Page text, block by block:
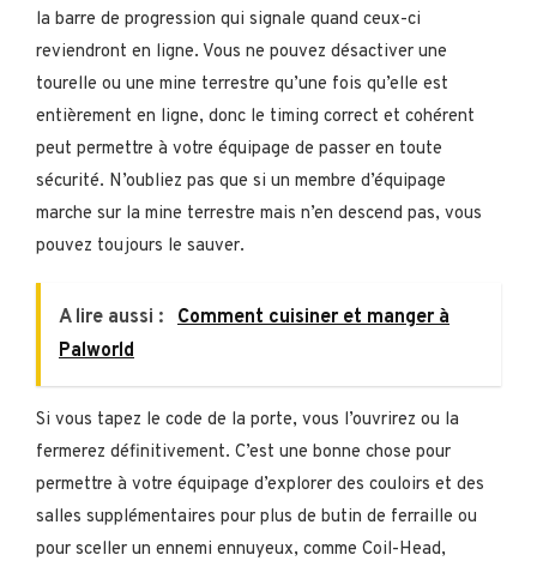
la barre de progression qui signale quand ceux-ci
reviendront en ligne. Vous ne pouvez désactiver une
tourelle ou une mine terrestre qu’une fois qu’elle est
entièrement en ligne, donc le timing correct et cohérent
peut permettre à votre équipage de passer en toute
sécurité. N’oubliez pas que si un membre d’équipage
marche sur la mine terrestre mais n’en descend pas, vous
pouvez toujours le sauver.
A lire aussi :
Comment cuisiner et manger à
Palworld
Si vous tapez le code de la porte, vous l’ouvrirez ou la
fermerez définitivement. C’est une bonne chose pour
permettre à votre équipage d’explorer des couloirs et des
salles supplémentaires pour plus de butin de ferraille ou
pour sceller un ennemi ennuyeux, comme Coil-Head,